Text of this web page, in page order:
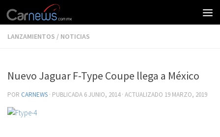
LANZAMIENTOS / NOTICIAS
Nuevo Jaguar F-Type Coupe llega a México
POR CARNEWS · PUBLICADA 6 JUNIO, 2014· ACTUALIZADO 19 MARZO, 2019